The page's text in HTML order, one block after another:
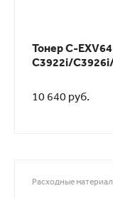
Тонер C-
C3922i/
10 640 руб.
Расходные